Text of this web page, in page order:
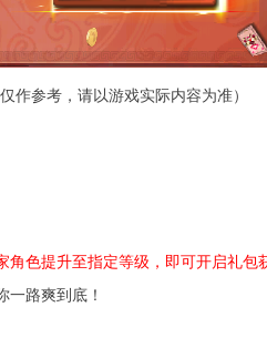
作参考，请以游戏实际内容为准）
角色提升至指定等级，即可开启礼包
路爽到底！